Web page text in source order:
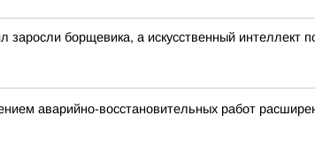
заросли борщевика, а искусственный
аварийно-восстановительных работ